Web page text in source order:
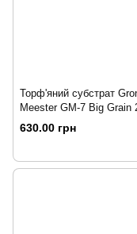
Торф'яний субстрат
Meester GM-7 Big Grain
630.00 грн